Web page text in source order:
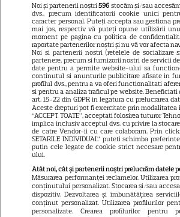
strada ei, iar
Dumnezeu
Felicitări, să
frumoși
Cătălin Crișan,
proporții după
s-a despărțit
criticați ușor”.
Vedeta din
născut chiar
Noi și partenerii noștri596 stocăm și/sau
dvs., precum identificatorii cookie unici
caracter personal. Puteți accepta sau gestiona
mai jos, respectiv vă puteți opune utilizării
moment pe pagina cu politica de
raportate partenerilor noștri și nu vă vor afecta
Noi si partenerii nostri (retelele de socializare
partenere, precum si furnizorii nostri de servicii
date pentru a permite website-ului sa
continutul si anunturile publicitare afisate in
profilul dvs., pentru a va oferi functionalitati
si pentru a analiza traficul pe website. Beneficiati
art. 15-22 din GDPR in legatura cu prelucrarea
Aceste drepturi pot fi exercitate prin
“ACCEPT TOATE”, acceptati folosirea tuturor
implica inclusiv acceptul dvs. cu privire la
de catre Vendor-ii cu care colaboram. Prin click
SETARILE INDIVIDUAL” puteti schimba
putin cele legate de cookie strict necesare
ului.
Atât noi, cât și partenerii noștri prelucrăm datele
Măsurarea performanței reclamelor. Utilizarea
conținutului personalizat. Stocarea și/sau
dispozitiv. Dezvoltarea și îmbunătățirea
conținut personalizat. Utilizarea profilurilor
personalizate. Crearea profilurilor pentru